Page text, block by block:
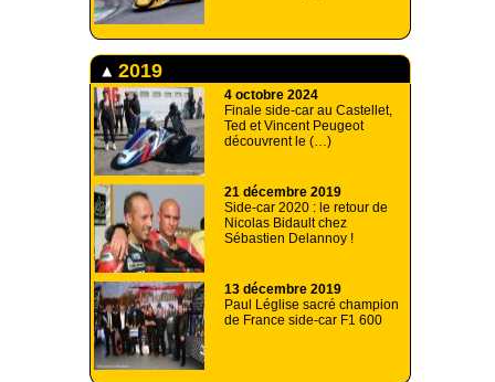
2019
4 octobre 2024
Finale side-car au Castellet,
Ted et Vincent Peugeot
découvrent le (…)
21 décembre 2019
Side-car 2020 : le retour de
Nicolas Bidault chez
Sébastien Delannoy !
13 décembre 2019
Paul Léglise sacré champion
de France side-car F1 600